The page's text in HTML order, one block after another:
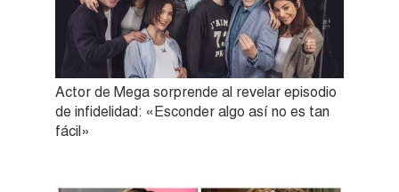
Actor de Mega sorprende al revelar episodio
de infidelidad: «Esconder algo así no es tan
fácil»